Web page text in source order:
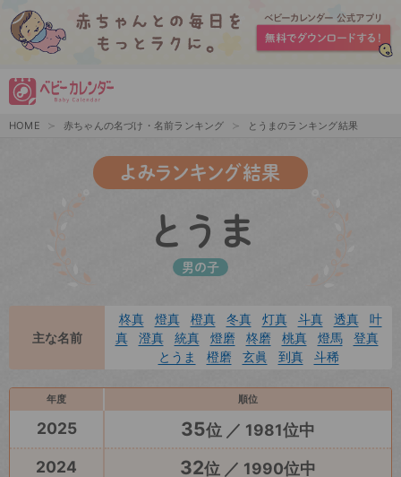
HOME 赤ちゃんの名づけ・名前ランキング とうまのランキング結果
よみランキング結果
とうま
男の子
主な名前
柊真 燈真 橙真 冬真 灯真 斗真 透真
叶
真
澄真 統真 燈磨 柊磨 桃真 燈馬
登真
とうま
橙磨 玄眞 到真 斗稀
年度 順位
2025 35位 ／ 1981位中
2024
32位 ／ 1990位中